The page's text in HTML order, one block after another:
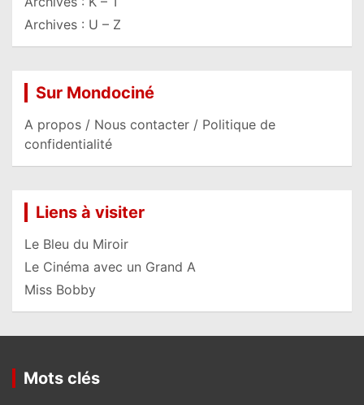
Archives : U – Z
Sur Mondociné
A propos / Nous contacter / Politique de
confidentialité
Liens à visiter
Le Bleu du Miroir
Le Cinéma avec un Grand A
Miss Bobby
Mots clés